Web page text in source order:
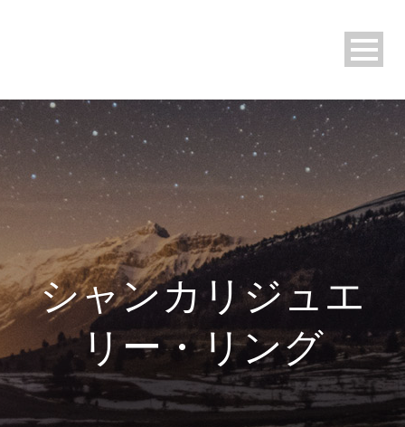
シャンカリジュエ
リー・リング